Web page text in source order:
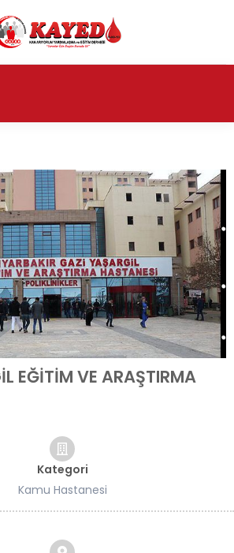
EĞİTİM VE ARAŞTIRMA
Kategori
Kamu Hastanesi